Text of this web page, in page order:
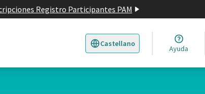
Registro Participantes PAM
Castellano
Triar la llengua Elegir el idioma
Ayuda